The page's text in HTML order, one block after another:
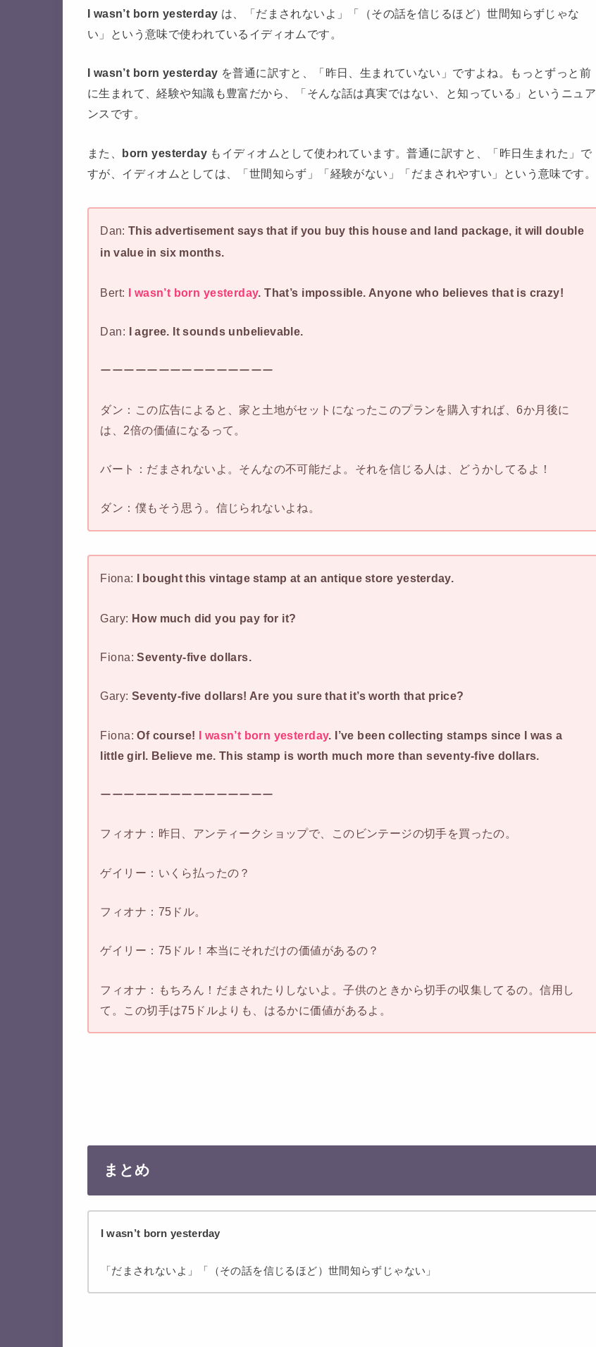
I wasn’t born yesterday は、
「だまされないよ」「（その話を信じるほど）世間知らずじゃな
い」という意味で使われているイディオムです。
I wasn’t born yesterday を普通に訳すと、「昨日、生まれていない」ですよね。もっとずっと前
に生まれて、経験や知識も豊富だから、「そんな話は真実ではない、と知っている」というニュア
ンスです。
また、 born yesterday もイディオムとして使われています。普通に訳すと、「昨日生まれた」で
すが、イディオムとしては、「世間知らず」「経験がない」「だまされやすい」という意味です。
Dan: This advertisement says that if you buy this house and land package, it will double
in value in six months.
Bert: I wasn’t born yesterday. That’s impossible. Anyone who believes that is crazy!
Dan: I agree. It sounds unbelievable.
ーーーーーーーーーーーーーーー
ダン：この広告によると、家と土地がセットになったこのプランを購入すれば、6か月後に
は、2倍の価値になるって。
バート：だまされないよ。そんなの不可能だよ。それを信じる人は、どうかしてるよ！
ダン：僕もそう思う。信じられないよね。
Fiona: I bought this vintage stamp at an antique store yesterday.
Gary: How much did you pay for it?
Fiona:Seventy-five dollars.
Gary: Seventy-five dollars! Are you sure that it’s worth that price?
Fiona:Of course! I wasn’t born yesterday. I’ve been collecting stamps since I was a
little girl. Believe me. This stamp is worth much more than seventy-five dollars.
ーーーーーーーーーーーーーーー
フィオナ：昨日、アンティークショップで、このビンテージの切手を買ったの。
ゲイリー：いくら払ったの？
フィオナ：75ドル。
ゲイリー：75ドル！本当にそれだけの価値があるの？
フィオナ：もちろん！だまされたりしないよ。子供のときから切手の収集してるの。信用し
て。この切手は75ドルよりも、はるかに価値があるよ。
まとめ
I wasn’t born yesterday
「だまされないよ」「（その話を信じるほど）世間知らずじゃない」